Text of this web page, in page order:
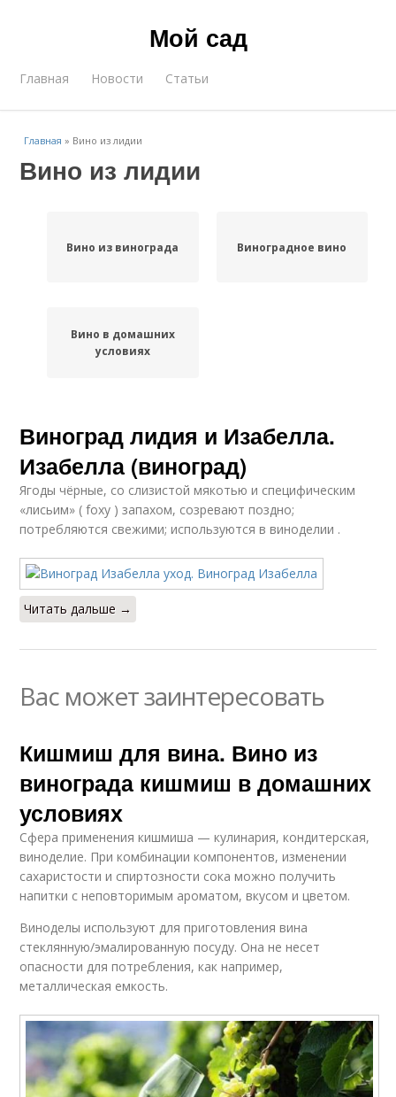
Мой сад
Главная Новости Статьи
Главная » Вино из лидии
Вино из лидии
Вино из винограда Виноградное вино
Вино в домашних
условиях
Виноград лидия и Изабелла.
Изабелла (виноград)
Ягоды чёрные, со слизистой мякотью и специфическим
«лисьим» ( foxy ) запахом, созревают поздно;
потребляются свежими; используются в виноделии .
Читать дальше →
Вас может заинтересовать
Кишмиш для вина. Вино из
винограда кишмиш в домашних
условиях
Сфера применения кишмиша — кулинария, кондитерская,
виноделие. При комбинации компонентов, изменении
сахаристости и спиртозности сока можно получить
напитки с неповторимым ароматом, вкусом и цветом.
Виноделы используют для приготовления вина
стеклянную/эмалированную посуду. Она не несет
опасности для потребления, как например,
металлическая емкость.